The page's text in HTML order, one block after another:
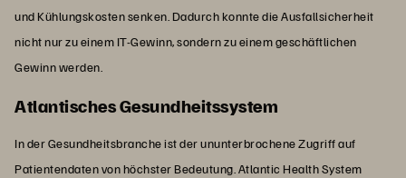
und Kühlungskosten senken. Dadurch konnte die Ausfallsicherheit
nicht nur zu einem IT-Gewinn, sondern zu einem geschäftlichen
Gewinn werden.
Atlantisches Gesundheitssystem
In der Gesundheitsbranche ist der ununterbrochene Zugriff auf
Patientendaten von höchster Bedeutung. Atlantic Health System